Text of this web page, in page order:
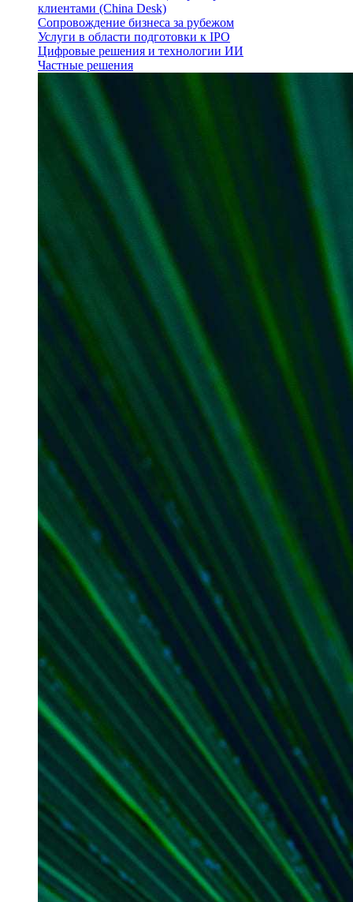
клиентами (China Desk)
Сопровождение бизнеса за рубежом
Услуги в области подготовки к IPO
Цифровые решения и технологии ИИ
Частные решения